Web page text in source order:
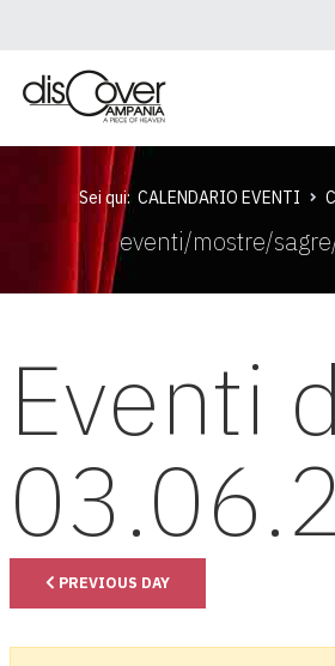
Sei qui: CALENDARIO EVENTI
eventi/mostre/
Eventi
PREVIOUS DAY